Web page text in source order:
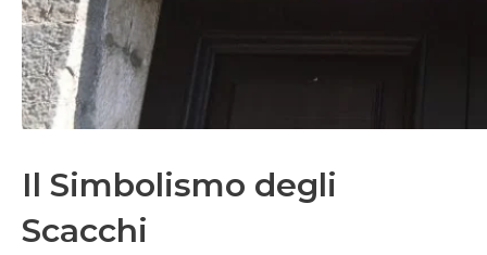
Il Simbolismo degli
Scacchi